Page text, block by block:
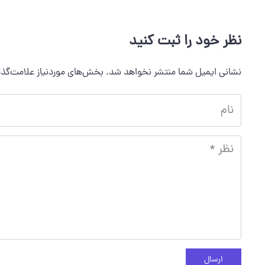
نظر خود را ثبت کنید
نشانی ایمیل شما منتشر نخواهد شد. بخش‌های موردنیاز
ارسال